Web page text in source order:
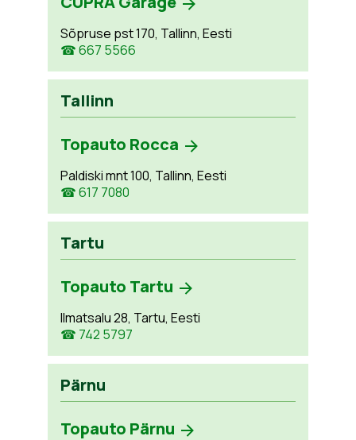
Sõpruse pst 170, Tallinn, Eesti
☎ 667 5566
Tallinn
Topauto Rocca
Paldiski mnt 100, Tallinn, Eesti
☎ 617 7080
Tartu
Topauto Tartu
Ilmatsalu 28, Tartu, Eesti
☎ 742 5797
Pärnu
Topauto Pärnu